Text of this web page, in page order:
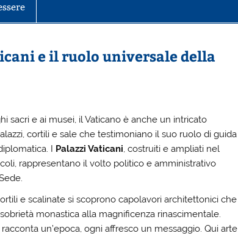
e il ruolo universale della
sacri e ai musei, il Vaticano è anche un intricato
cortili e sale che testimoniano il suo ruolo di guida
I Palazzi Vaticani, costruiti e ampliati nel
rappresentano il volto politico e amministrativo
e scalinate si scoprono capolavori architettonici che
monastica alla magnificenza rinascimentale.
un’epoca, ogni affresco un messaggio. Qui arte